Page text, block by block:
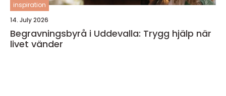
inspiration
14. July 2026
Begravningsbyrå i Uddevalla: Trygg hjälp när
livet vänder